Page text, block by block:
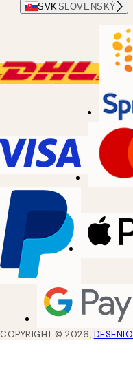
SVK SLOVENSKÝ
COPYRIGHT ©2026, DESENIO